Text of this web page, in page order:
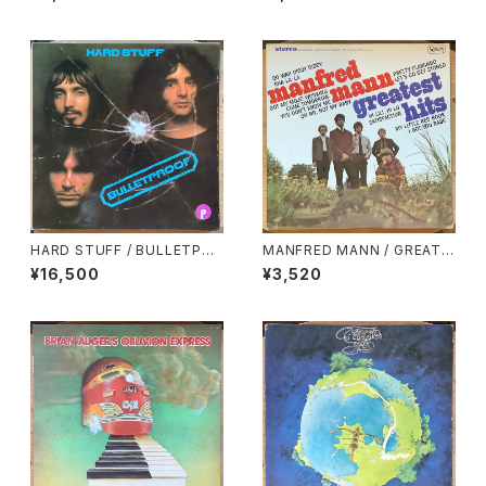
HARD STUFF / BULLETPRO
OF
¥16,500
MANFRED MANN / GREATE
ST HITS
¥3,520